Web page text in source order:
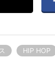
HIP HOP